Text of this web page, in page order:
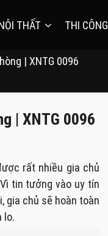
THẤT THI CÔNG
| XNTG 0096
| XNTG 0096
rất nhiều gia chủ
tin tưởng vào uy tín
gia chủ sẽ hoàn toàn
lo.